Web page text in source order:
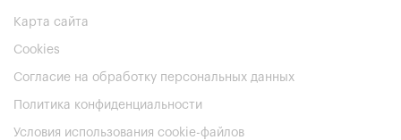
Карта сайта
Cookies
Согласие на обработку персональных данных
Политика конфиденциальности
Условия использования cookie-файлов